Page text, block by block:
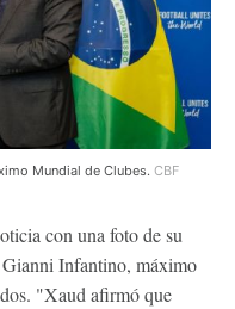
Mundial de Clubes. CBF
con una foto de su
Infantino, máximo
"Xaud afirmó que